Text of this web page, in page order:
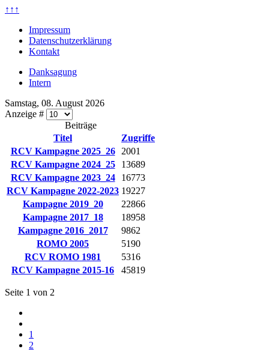
↑↑↑
Impressum
Datenschutzerklärung
Kontakt
Danksagung
Intern
Samstag, 08. August 2026
Anzeige #
Beiträge
Titel
Zugriffe
RCV Kampagne 2025_26
2001
RCV Kampagne 2024_25
13689
RCV Kampagne 2023_24
16773
RCV Kampagne 2022-2023 19227
Kampagne 2019_20
22866
Kampagne 2017_18
18958
Kampagne 2016_2017
9862
ROMO 2005
5190
RCV ROMO 1981
5316
RCV Kampagne 2015-16
45819
Seite 1 von 2
1
2